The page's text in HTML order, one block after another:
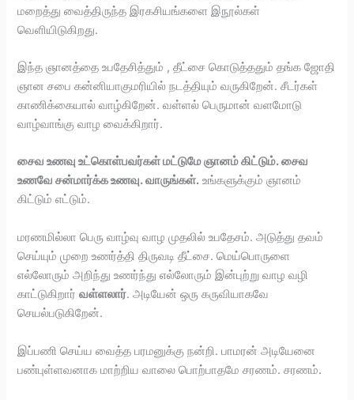
மறைத்து வைத்திருந்த இரகசியங்களை இநூல்கள்
வெளியிடுகிறது.
இந்த ஞானத்தை உபதேசித்தும் , தீட்சை கொடுத்ததும் தங்க ஜோதி
ஞான சபை கன்னியாகுமரியில் நடத்தியும் வருகிறேன். சீடர்கள்
காணிக்கையால் வாழ்கிறேன். வள்ளல் பெருமான் வளமோடு
வாழ்வாங்கு வாழ வைக்கிறார்.
சைவ உணவு உட்கொள்பவர்கள் மட்டுமே ஞானம் கிட்டும். சைவ
உணவே சன்மார்க்க உணவு. வாருங்கள். உங்களுக்கும் ஞானம்
கிட்டும் எட்டும்.
மரணமில்லா பெரு வாழ்வு வாழ முதலில் உபதேசம். அடுத்து தவம்
செய்யும் முறை உணர்த்தி திருவடி தீட்சை. மெய்பொருளை
எல்லோரும் அறிந்து உணர்ந்து எல்லோரும் இன்புற்று வாழ வழி
காட்டுகிறார்வள்ளலார். அடியேன் ஒரு கருவியாகவே
செயல்படுகிறேன்.
இப்பணி செய்ய வைத்த பரமனுக்கு நன்றி. பாமரன் அடியேனை
பண்புள்ளவனாக மாற்றிய வாலை பொற்பாதமே சரணம். சரணம்.